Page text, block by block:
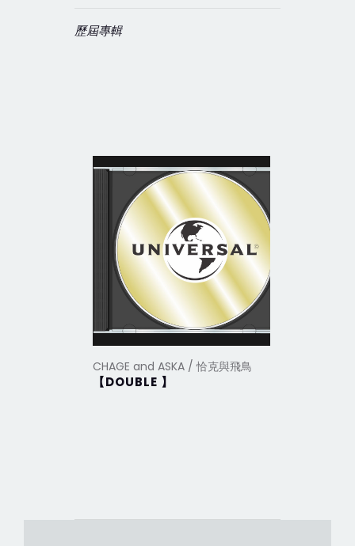
歷屆專輯
CHAGE and ASKA / 恰克與飛鳥
【DOUBLE 】